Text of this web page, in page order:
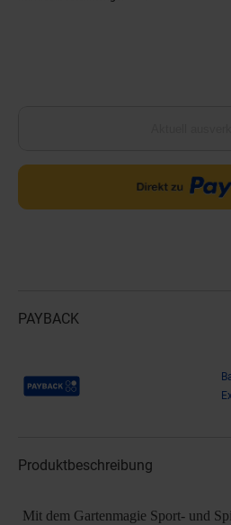
PAYBACK
Payback Punkte
Produktbeschreibung
Mit dem Gartenmagie Sport- und